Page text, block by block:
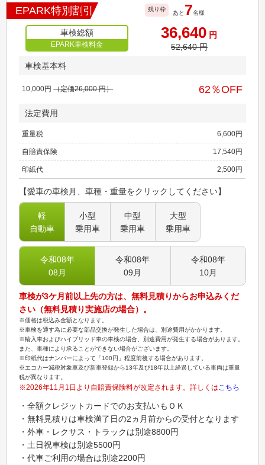
EPARK特別割引 残り枠
あと 7名様
車検総額
EPARK車検料金
36,640 円
52,640円
車検基本料
10,000円 （定価26,000円） 62 ％OFF
法定費用
重量税 6,600円
自賠責保険 17,540円
印紙代 2,500円
【愛車の車検月、車種・重量をクリックしてください】
軽
自動車
小型
乗用車
中型
乗用車
大型
乗用車
令和08年
08 月
令和08年
09 月
令和08年
10月
車検が3ケ月前以上先の方は、無料見積りからお申込みくだ
さい（無料見積り実施店の場合）。
※価格は税込み金額となります。
※車検を通す為に必要な部品交換が発生した場合は、別途費用がかかります。
※輸入車およびハイブリッド車の車検の場合、別途費用が発生する場合があります。
また、車種により承ることができない場合がございます。
※印紙代はナンバーによって「100円」程度前後する場合があります。
※エコカー減税対象車及び新車登録から13年及び18年以上経過している車両は重量
税が異なります。
※2026年11月1日より自賠責保険料が改定されます。詳しくは こちら
・全額クレジットカードでのお支払いもＯＫ
・無料見積りは車検満了日の2ヵ月前からの受付となります
・外車・レクサス・トラックは別途8800円
・土日祝車検は別途5500円
・代車ご利用の場合は別途2200円